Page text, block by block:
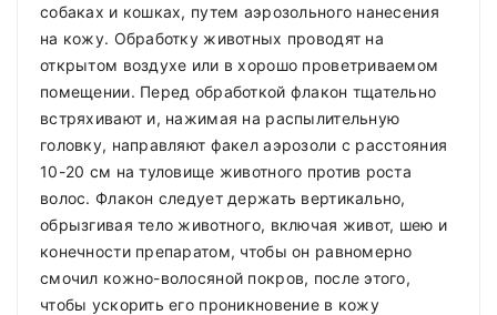
собаках и кошках, путем аэрозольного нанесения
на кожу. Обработку животных проводят на
открытом воздухе или в хорошо проветриваемом
помещении. Перед обработкой флакон тщательно
встряхивают и, нажимая на распылительную
головку, направляют факел аэрозоли с расстояния
10-20 см на туловище животного против роста
волос. Флакон следует держать вертикально,
обрызгивая тело животного, включая живот, шею и
конечности препаратом, чтобы он равномерно
смочил кожно-волосяной покров, после этого,
чтобы ускорить его проникновение в кожу